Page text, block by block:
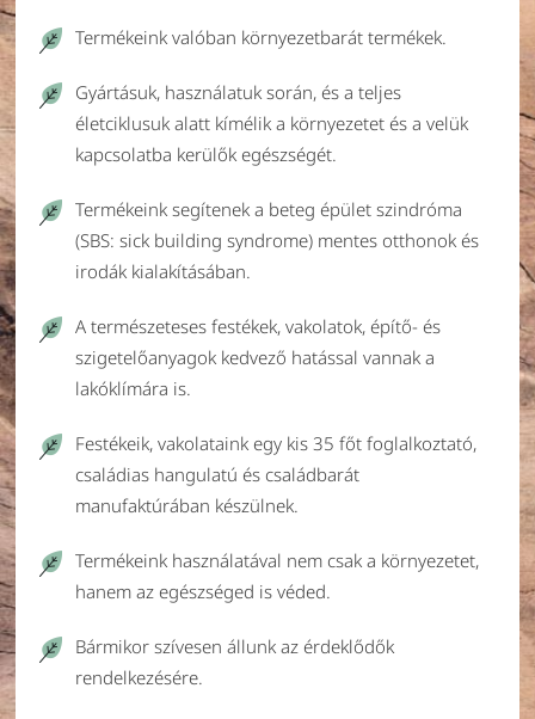
Termékeink valóban környezetbarát termékek.
Gyártásuk, használatuk során, és a teljes
életciklusuk alatt kímélik a környezetet és a velük
kapcsolatba kerülők egészségét.
Termékeink segítenek a beteg épület szindróma
(SBS: sick building syndrome) mentes otthonok és
irodák kialakításában.
A természeteses festékek, vakolatok, építő- és
szigetelőanyagok kedvező hatással vannak a
lakóklímára is.
Festékeik, vakolataink egy kis 35 főt foglalkoztató,
családias hangulatú és családbarát
manufaktúrában készülnek.
Termékeink használatával nem csak a környezetet,
hanem az egészséged is véded.
Bármikor szívesen állunk az érdeklődők
rendelkezésére.